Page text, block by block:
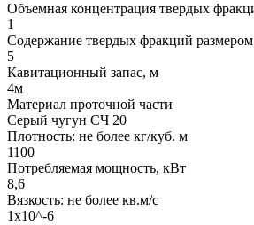
Объемная концентрация твердых
1
Содержание твердых фракций
5
Кавитационный запас, м
4м
Материал проточной части
Серый чугун СЧ 20
Плотность: не более кг/куб. м
1100
Потребляемая мощность, кВт
8,6
Вязкость: не более кв.м/с
1х10^-6